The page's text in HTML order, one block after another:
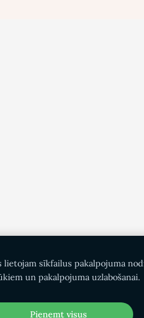
lietojam sīkfailus pakalpojuma
un pakalpojuma uzlabošanai.
Pieņemt visus